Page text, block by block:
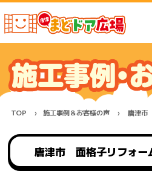
TOP 施工事例＆お客様の声 唐津市
唐津市 面格子リフォ